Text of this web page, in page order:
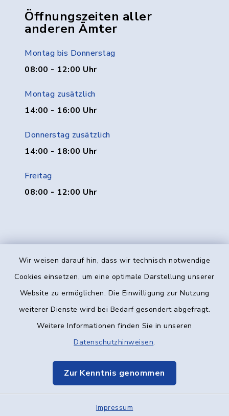
Wir weisen darauf hin, dass wir technisch notwendige
Cookies einsetzen, um eine optimale Darstellung unserer
Website zu ermöglichen. Die Einwilligung zur Nutzung
weiterer Dienste wird bei Bedarf gesondert abgefragt.
Weitere Informationen finden Sie in unseren
Datenschutzhinweisen.
Zur Kenntnis genommen
Impressum
Öffnungszeiten aller
anderen Ämter
Montag bis Donnerstag
08:00 - 12:00 Uhr
Montag zusätzlich
14:00 - 16:00 Uhr
Donnerstag zusätzlich
14:00 - 18:00 Uhr
Freitag
08:00 - 12:00 Uhr
Kontakt
Datenschutz
Elektronische Kommunikation
Sitemap